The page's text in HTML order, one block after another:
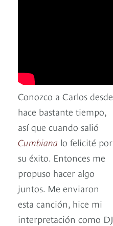
Conozco a Carlos desde
hace bastante tiempo,
así que cuando salió
Cumbiana lo felicité por
su éxito. Entonces me
propuso hacer algo
juntos. Me enviaron
esta canción, hice mi
interpretación como DJ